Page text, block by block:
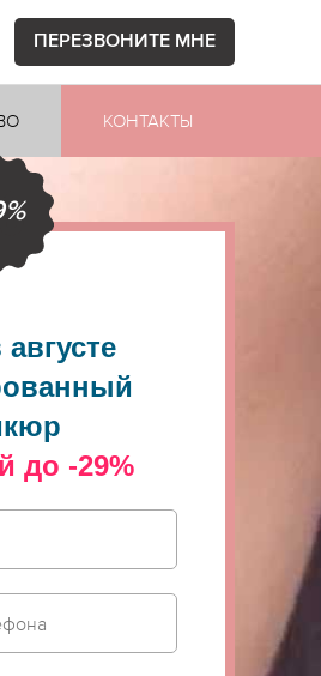
ПЕРЕЗВОНИТЕ МНЕ
КОНТАКТЫ
до -29%